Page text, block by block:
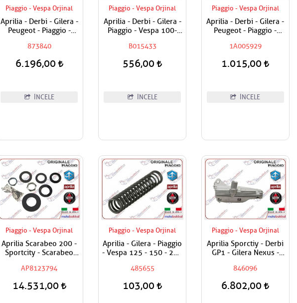
Piaggio - Vespa Orjinal
Aprilia - Derbi - Gilera -
Peugeot - Piaggio -
Sübabı Adet Fiyat
873840
6.196,00
İNCELE
Piaggio - Vespa Orjinal
Aprilia - Derbi - Gilera -
Piaggio - Vespa 100-
300-400-500-800-850
Karter Tapası
B015433
556,00
İNCELE
Piaggio - Vespa Orjinal
Aprilia - Derbi - Gilera -
Peugeot - Piaggio -
Egzantrik Zincir Papucu
1A005929
1.015,00
İNCELE
Piaggio - Vespa Orjinal
Aprilia Scarabeo 200 -
Sportcity - Scarabeo
Rulman Seti / Maşa
Rulman Set
AP8123794
14.531,00
Piaggio - Vespa Orjinal
Aprilia - Gilera - Piaggio
- Vespa 125 - 150 - 200
- 500 Yağ Basınç Sübap
485655
103,00
Piaggio - Vespa Orjinal
Aprilia Sporctiy - Derbi
GP1 - Gilera Nexus -
X7 - X8 - X EVO -
Carnaby - Vespa GTS -
GTV - Super Sport 250 -
846096
6.802,00